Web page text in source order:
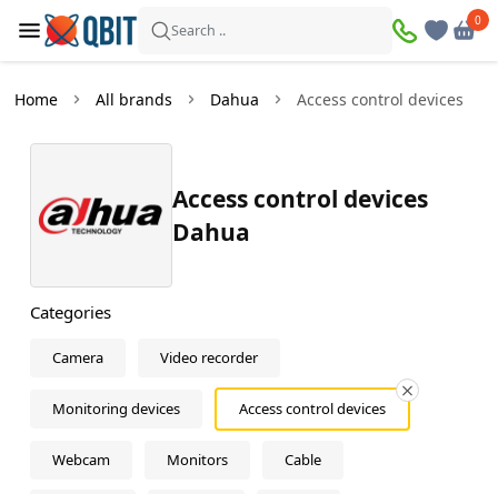
Search ..
0
Home All brands Dahua Access control devices
Access control devices
Dahua
Categories
Camera Video recorder
Monitoring devices Access control devices
Webcam Monitors Cable
Filters
—
White